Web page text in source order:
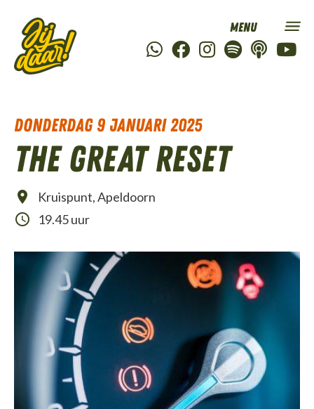
donderdag 9 januari 2025
The Great Reset
Kruispunt, Apeldoorn
19.45 uur